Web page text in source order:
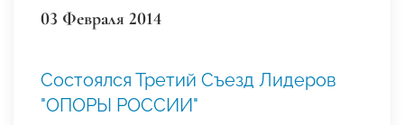
03 Февраля 2014
Состоялся Третий Съезд Лидеров
"ОПОРЫ РОССИИ"